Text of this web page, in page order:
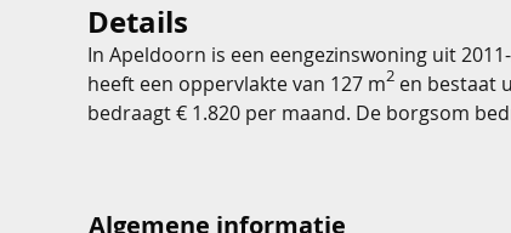
Details
In Apeldoorn is een eengezinswoning uit
heeft een oppervlakte van 127 m2 en bestaat
bedraagt € 1.820 per maand. De borgsom
Algemene informatie